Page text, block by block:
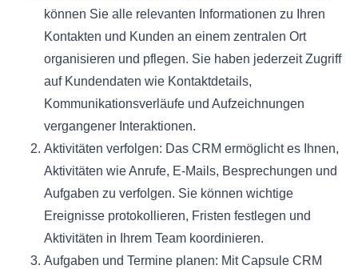
können Sie alle relevanten Informationen zu Ihren
Kontakten und Kunden an einem zentralen Ort
organisieren und pflegen. Sie haben jederzeit Zugriff
auf Kundendaten wie Kontaktdetails,
Kommunikationsverläufe und Aufzeichnungen
vergangener Interaktionen.
Aktivitäten verfolgen: Das CRM ermöglicht es Ihnen,
Aktivitäten wie Anrufe, E-Mails, Besprechungen und
Aufgaben zu verfolgen. Sie können wichtige
Ereignisse protokollieren, Fristen festlegen und
Aktivitäten in Ihrem Team koordinieren.
Aufgaben und Termine planen: Mit Capsule CRM